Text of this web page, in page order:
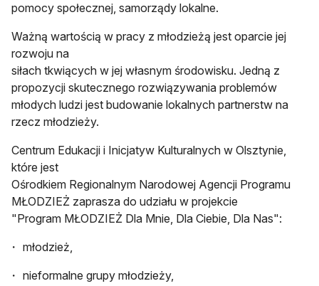
pomocy społecznej, samorządy lokalne.
Ważną wartością w pracy z młodzieżą jest oparcie jej
rozwoju na
siłach tkwiących w jej własnym środowisku. Jedną z
propozycji skutecznego rozwiązywania problemów
młodych ludzi jest budowanie lokalnych partnerstw na
rzecz młodzieży.
Centrum Edukacji i Inicjatyw Kulturalnych w Olsztynie,
które jest
Ośrodkiem Regionalnym Narodowej Agencji Programu
MŁODZIEŻ zaprasza do udziału w projekcie
"Program MŁODZIEŻ Dla Mnie, Dla Ciebie, Dla Nas":
młodzież,
nieformalne grupy młodzieży,